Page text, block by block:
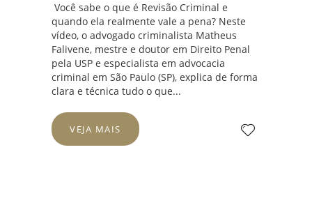
Você sabe o que é Revisão Criminal e
quando ela realmente vale a pena? Neste
vídeo, o advogado criminalista Matheus
Falivene, mestre e doutor em Direito Penal
pela USP e especialista em advocacia
criminal em São Paulo (SP), explica de forma
clara e técnica tudo o que...
VEJA MAIS